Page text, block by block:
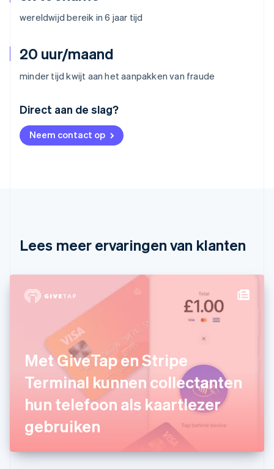
wereldwijd bereik in 6 jaar tijd
20 uur/maand
minder tijd kwijt aan het aanpakken van fraude
Direct aan de slag?
Neem contact op
Lees meer ervaringen van klanten
Met GiveTap en Stripe
Terminal kunnen collectanten
hun telefoon als kaartlezer
gebruiken
Australië
English
België
NederlandsFrançais Deutsch
Denemarken
Duitsland
Estland
Finland
English Svenska
Frankrijk
FrançaisEnglish
Gibraltar
English
Griekenland
Hongarije
Hongkong SAR, China